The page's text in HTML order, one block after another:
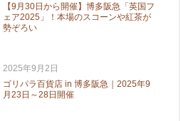
【9月30日から開催】博多阪急「英国フ
ェア2025」！本場のスコーンや紅茶が
勢ぞろい
2025年9月2日
ゴリパラ百貨店 in 博多阪急｜2025年9
月23日～28日開催